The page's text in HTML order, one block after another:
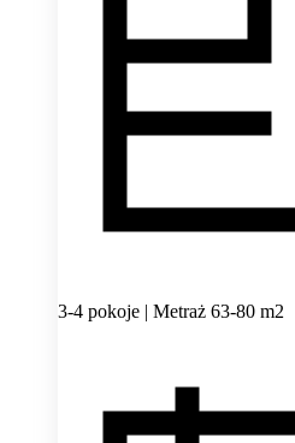
3-4 pokoje | Metraż 63-80 m2